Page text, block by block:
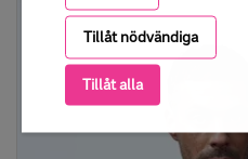
Tillåt nödvändiga
Tillåt alla